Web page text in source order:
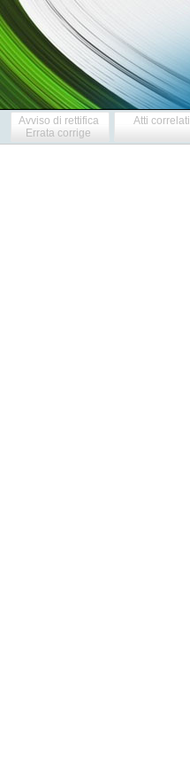
Avviso di rettifica
Errata corrige
Atti correlati